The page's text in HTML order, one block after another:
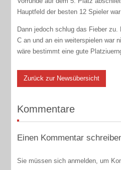
Hauptfeld der besten 12 Spieler
Dann jedoch schlug das Fieber zu.
C an und an ein weiterspielen war
wäre bestimmt eine gute
Zurück zur Newsübersicht
Kommentare
Einen Kommentar
Sie müssen sich anmelden, um